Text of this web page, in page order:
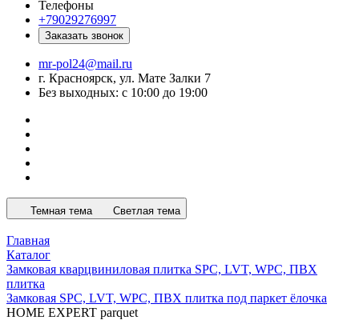
Телефоны
+79029276997
Заказать звонок
mr-pol24@mail.ru
г. Красноярск, ул. Мате Залки 7
Без выходных: с 10:00 до 19:00
Темная тема Светлая тема
Главная
Каталог
Замковая кварцвиниловая плитка SPC, LVT, WPC, ПВХ
плитка
Замковая SPC, LVT, WPC, ПВХ плитка под паркет ёлочка
HOME EXPERT parquet